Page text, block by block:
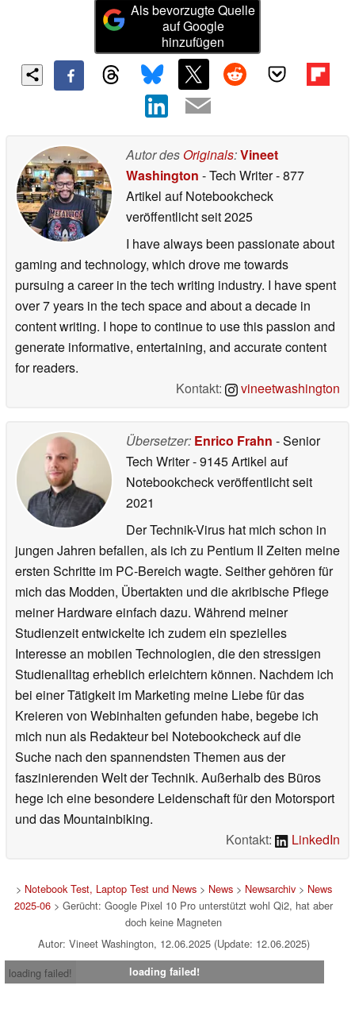
Als bevorzugte Quelle
auf Google
hinzufügen
Autor des Originals:Vineet
Washington - Tech Writer- 877
Artikel auf Notebookcheck
veröffentlichtseit 2025
I have always been passionate about
gaming and technology, which drove me towards
pursuing a career in the tech writing industry. I have spent
over 7 years in the tech space and about a decade in
content writing. I hope to continue to use this passion and
generate informative, entertaining, and accurate content
for readers.
Kontakt:
vineetwashington
Übersetzer: Enrico Frahn - Senior
Tech Writer- 9145 Artikel auf
Notebookcheck veröffentlichtseit
2021
Der Technik-Virus hat mich schon in
jungen Jahren befallen, als ich zu Pentium II Zeiten meine
ersten Schritte im PC-Bereich wagte. Seither gehören für
mich das Modden, Übertakten und die akribische Pflege
meiner Hardware einfach dazu. Während meiner
Studienzeit entwickelte ich zudem ein spezielles
Interesse an mobilen Technologien, die den stressigen
Studienalltag erheblich erleichtern können. Nachdem ich
bei einer Tätigkeit im Marketing meine Liebe für das
Kreieren von Webinhalten gefunden habe, begebe ich
mich nun als Redakteur bei Notebookcheck auf die
Suche nach den spannendsten Themen aus der
faszinierenden Welt der Technik. Außerhalb des Büros
hege ich eine besondere Leidenschaft für den Motorsport
und das Mountainbiking.
Kontakt:
LinkedIn
> Notebook Test, Laptop Test und News> News> Newsarchiv> News
2025-06 > Gerücht: Google Pixel 10 Pro unterstützt wohl Qi2, hat aber
doch keine Magneten
Autor: Vineet Washington, 12.06.2025 (Update: 12.06.2025)
loading failed!
loading failed!